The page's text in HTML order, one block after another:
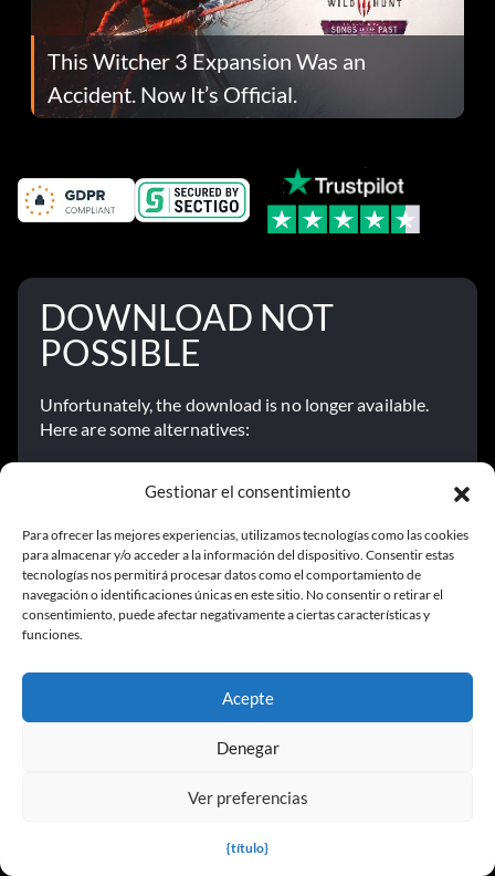
Gestionar el consentimiento
Para ofrecer las mejores experiencias, utilizamos tecnologías como las cookies
para almacenar y/o acceder a la información del dispositivo. Consentir estas
tecnologías nos permitirá procesar datos como el comportamiento de
navegación o identificaciones únicas en este sitio. No consentir o retirar el
consentimiento, puede afectar negativamente a ciertas características y
funciones.
Acepte
Denegar
Ver preferencias
{título}
This Witcher 3 Expansion Was an
Accident. Now It’s Official.
DOWNLOAD NOT
POSSIBLE
Unfortunately, the download is no longer available.
Here are some alternatives:
All downloads for this game:Resident Evil 2
Alternative Resident Evil 2 Trainer:Resident Evil 2
Remake v1.0 GER (+1 Trainer)
More Resident Evil 2 Trainers
Resident Evil 2 Remake v1.0 GER (+1 Entrenador)
Resident Evil 2 Leon v1.04 US (+17 Entrenador)